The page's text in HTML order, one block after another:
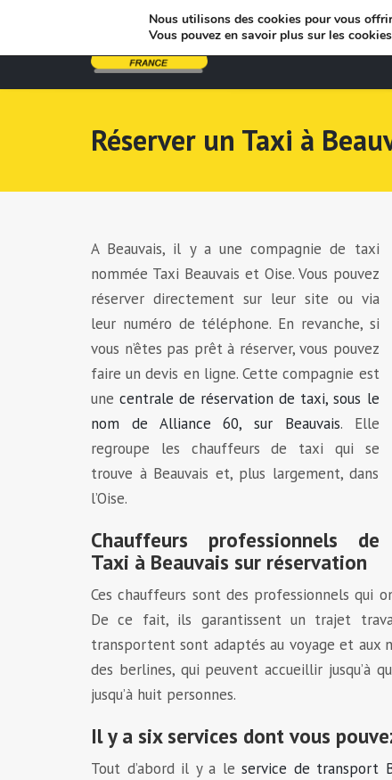
Réserver un Taxi à
A Beauvais, il y a une compagnie de taxi
nommée Taxi Beauvais et Oise. Vous pouvez
réserver directement sur leur site ou via
leur numéro de téléphone. En revanche, si
vous n’êtes pas prêt à réserver, vous pouvez
faire un devis en ligne. Cette compagnie est
unecentrale de réservation de taxi, sous le
nom de Alliance 60, sur Beauvais. Elle
regroupe les chauffeurs de taxi qui se
trouve à Beauvais et, plus largement, dans
l’Oise.
Chauffeurs professionnels de
Taxi à Beauvais sur réservation
Ces chauffeurs sont des professionnels qui
De ce fait, ils garantissent un trajet
transportent sont adaptés au voyage et aux
des berlines, qui peuvent accueillir jusqu’à
jusqu’à huit personnes.
Il y a six services dont vous
Tout d’abord il y a leservice de transport
Nous utilisons des cookies pour vous
Vous pouvez en savoir plus sur les